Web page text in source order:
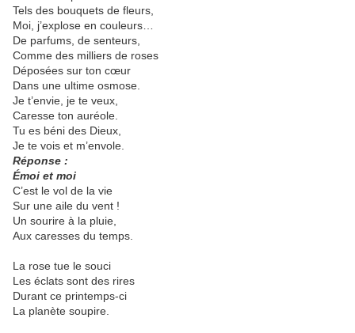
Tels des bouquets de fleurs,
Moi, j’explose en couleurs…
De parfums, de senteurs,
Comme des milliers de roses
Déposées sur ton cœur
Dans une ultime osmose.
Je t’envie, je te veux,
Caresse ton auréole.
Tu es béni des Dieux,
Je te vois et m’envole.
Réponse :
Émoi et moi
C’est le vol de la vie
Sur une aile du vent !
Un sourire à la pluie,
Aux caresses du temps.
La rose tue le souci
Les éclats sont des rires
Durant ce printemps-ci
La planète soupire.